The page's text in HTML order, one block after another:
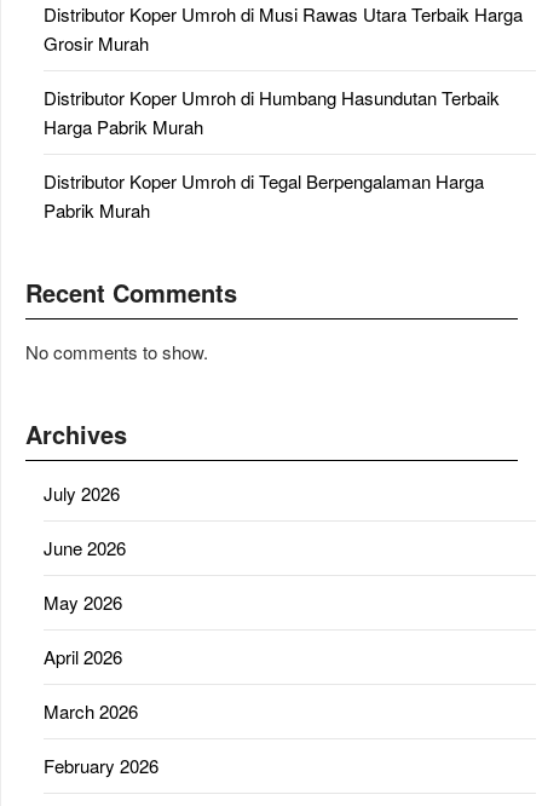
Distributor Koper Umroh di Musi Rawas Utara Terbaik Harga
Grosir Murah
Distributor Koper Umroh di Humbang Hasundutan Terbaik
Harga Pabrik Murah
Distributor Koper Umroh di Tegal Berpengalaman Harga
Pabrik Murah
Recent Comments
No comments to show.
Archives
July 2026
June 2026
May 2026
April 2026
March 2026
February 2026